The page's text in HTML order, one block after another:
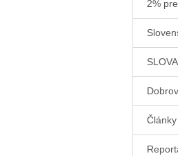
2%
Články